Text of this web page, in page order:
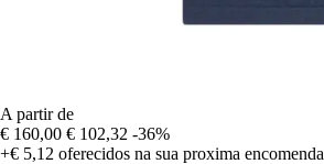
A partir de
€ 160,00 € 102,32 -36%
+€ 5,12 oferecidos na sua proxima encomenda